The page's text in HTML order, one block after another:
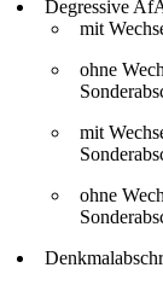
Degressive
mit
ohne
mit
ohne